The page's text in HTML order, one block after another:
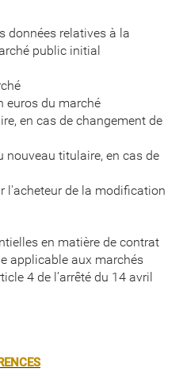
données relatives à la
public initial
euros du marché
en cas de changement de
nouveau titulaire, en cas de
l'acheteur de la modification
en matière de contrat
applicable aux marchés
4 de l’arrêté du 14 avril